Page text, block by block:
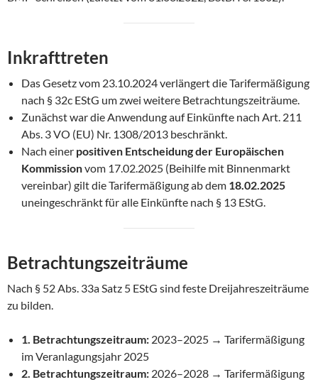
Inkrafttreten
Das Gesetz vom 23.10.2024 verlängert die Tarifermäßigung
nach § 32c EStG um zwei weitere Betrachtungszeiträume.
Zunächst war die Anwendung auf Einkünfte nach Art. 211
Abs. 3 VO (EU) Nr. 1308/2013 beschränkt.
Nach einer positiven Entscheidung der Europäischen
Kommissionvom 17.02.2025 (Beihilfe mit Binnenmarkt
vereinbar) gilt die Tarifermäßigung ab dem 18.02.2025
uneingeschränkt für alle Einkünfte nach § 13 EStG.
Betrachtungszeiträume
Nach § 52 Abs. 33a Satz 5 EStG sind feste Dreijahreszeiträume
zu bilden.
1. Betrachtungszeitraum: 2023–2025 → Tarifermäßigung
im Veranlagungsjahr 2025
2. Betrachtungszeitraum: 2026–2028 → Tarifermäßigung